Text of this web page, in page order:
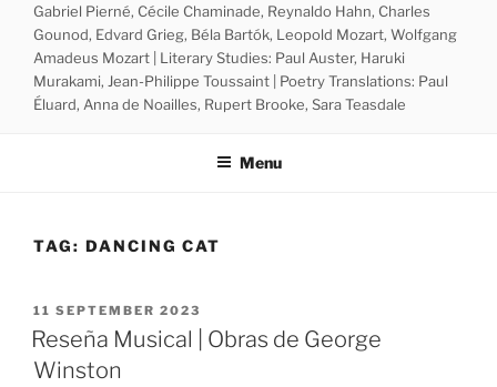
Gabriel Pierné, Cécile Chaminade, Reynaldo Hahn, Charles
Gounod, Edvard Grieg, Béla Bartók, Leopold Mozart, Wolfgang
Amadeus Mozart | Literary Studies: Paul Auster, Haruki
Murakami, Jean-Philippe Toussaint | Poetry Translations: Paul
Éluard, Anna de Noailles, Rupert Brooke, Sara Teasdale
Menu
TAG: DANCING CAT
POSTED
ON
11 SEPTEMBER 2023
Reseña Musical | Obras de George
Winston